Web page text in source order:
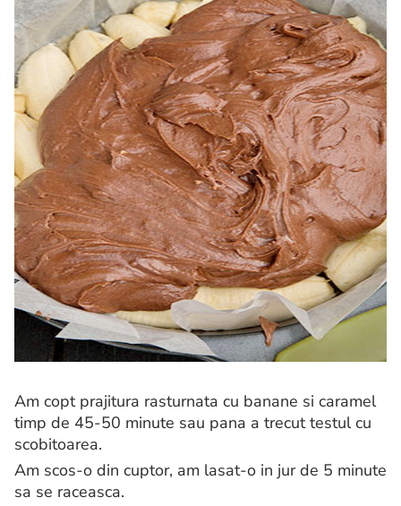
Am copt prajitura rasturnata cu banane si caramel
timp de 45-50 minute sau pana a trecut testul cu
scobitoarea.
Am scos-o din cuptor, am lasat-o in jur de 5 minute
sa se raceasca.